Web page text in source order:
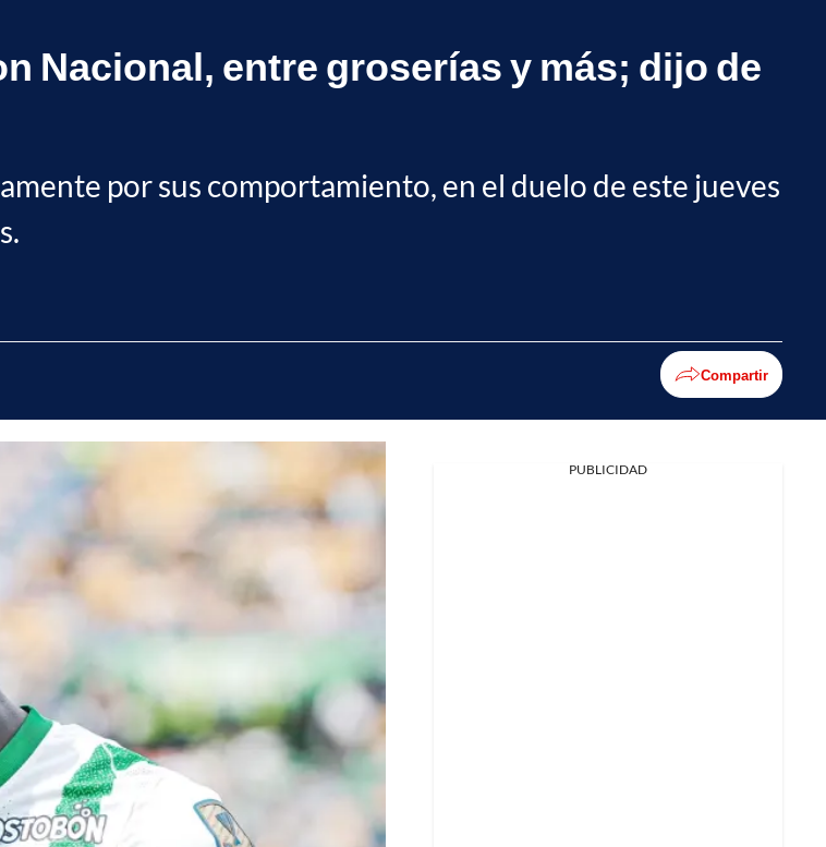
Nacional, entre groserías y más; dijo de
por sus comportamiento, en el duelo de este jueves
Compartir
PUBLICIDAD